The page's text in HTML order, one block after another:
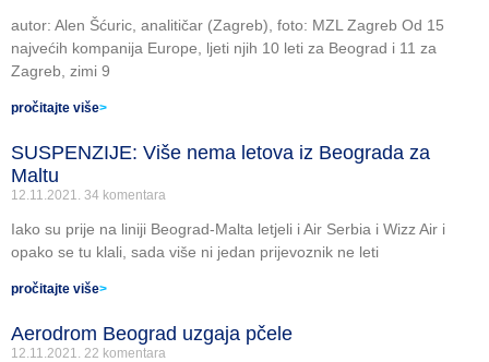
autor: Alen Šćuric, analitičar (Zagreb), foto: MZL Zagreb Od 15
najvećih kompanija Europe, ljeti njih 10 leti za Beograd i 11 za
Zagreb, zimi 9
pročitajte više>
SUSPENZIJE: Više nema letova iz Beograda za
Maltu
12.11.2021. 34 komentara
Iako su prije na liniji Beograd-Malta letjeli i Air Serbia i Wizz Air i
opako se tu klali, sada više ni jedan prijevoznik ne leti
pročitajte više>
Aerodrom Beograd uzgaja pčele
12.11.2021. 22 komentara